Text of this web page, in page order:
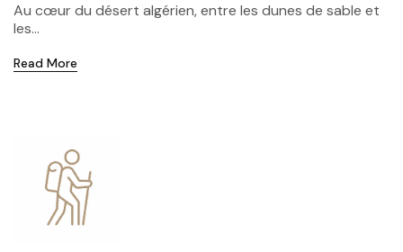
Au cœur du désert algérien, entre les dunes de sable et
les...
Read More